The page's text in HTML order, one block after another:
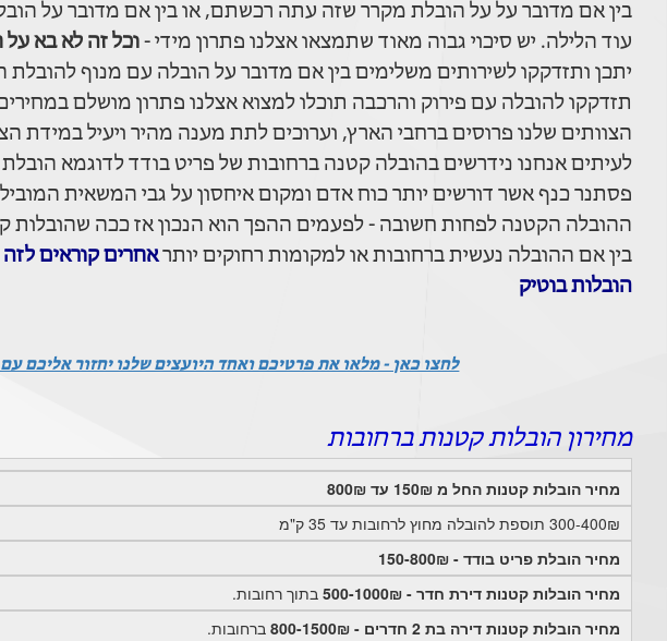
בין אם מדובר על על הובלת מקרר שזה עתה רכשתם, או בין אם מדובר על
עוד הלילה. יש סיכוי גבוה מאוד שתמצאו אצלנו פתרון מידי - וכל זה לא בא על
יתכן ותזדקקו לשירותים משלימים בין אם מדובר על הובלה עם מנוף להובלת
תזדקקו להובלה עם פירוק והרכבה תוכלו למצוא אצלנו פתרון מושלם
הצוותים שלנו פרוסים ברחבי הארץ, וערוכים לתת מענה מהיר ויעיל במידת
לעיתים אנחנו נידרשים בהובלה קטנה ברחובות של פריט בודד לדוגמא הובלת
פסתנר כנף אשר דורשים יותר כוח אדם ומקום איחסון על גבי המשאית
ההובלה הקטנה לפחות חשובה - לפעמים ההפך הוא הנכון אז ככה שהובלות
בין אם ההובלה נעשית ברחובות או למקומות רחוקים יותראחרים קוראים
הובלות בוטיק
לחצו כאן - מלאו את פרטיכם ואחד היועצים שלנו יחזור אליכם
מחירון הובלות קטנות ברחובות
מחיר הובלות קטנות החל מ 150₪ עד 800₪
300-400₪ תוספת להובלה מחוץ לרחובות עד 35 ק"מ
מחיר הובלת פריט בודד - 150-800₪
מחיר הובלות קטנות דירת חדר - 500-1000₪
בתוך רחובות.
מחיר הובלות קטנות דירה בת 2 חדרים - 800-1500₪
ברחובות.